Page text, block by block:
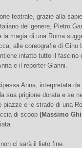
teatrale, grazie alla
del genere, Pietro
la magia di una Roma
alle coreografie di Gino
intatto tutto il fascino
e il reporter Gianni.
Anna, interpretata da
sua prigione dorata e se
piazze e le strade di una
di scoop (Massimo
ci sarà il lieto fine.